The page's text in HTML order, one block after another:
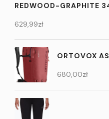
REDWOOD-GRAPHITE
629,99zł
ORTOVOX
680,00zł